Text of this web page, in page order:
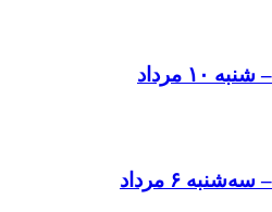
مرداد
۶ مرداد